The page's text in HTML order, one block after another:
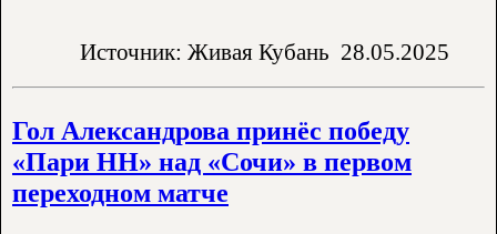
Источник: Живая Кубань 28.05.2025
Гол Александрова принёс победу
«Пари НН» над «Сочи» в первом
переходном матче